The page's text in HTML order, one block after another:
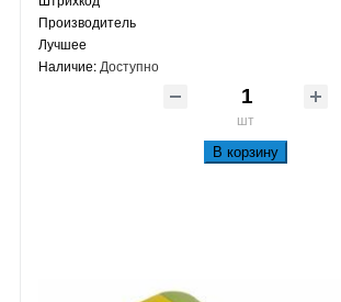
Производитель
Лучшее
Наличие: Доступно
шт
В корзину